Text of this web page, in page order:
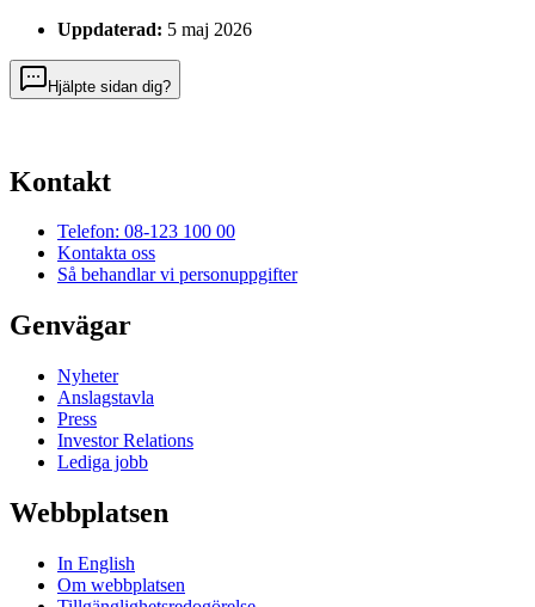
Uppdaterad: 5 maj 2026
Hjälpte sidan dig?
Kontakt
Telefon: 08-123 100 00
Kontakta oss
Så behandlar vi personuppgifter
Genvägar
Nyheter
Anslagstavla
Press
Investor Relations
Lediga jobb
Webbplatsen
In English
Om webbplatsen